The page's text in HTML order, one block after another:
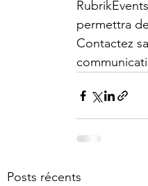
permettra
Contactez
Posts récents